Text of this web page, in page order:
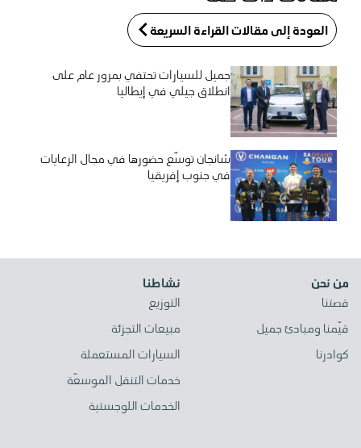
العودة إلى مقالات القراءة السريعة
جميل للسيارات تحتفي بمرور عام على
انطلاق جيلي في إيطاليا
شانجان توسّع حضورها في مجال الرعايات
في جنوب إفريقيا
من نحن
قصتنا
قيّمنا ومبادئ جميل
كوادرنا
نشاطنا
التوزيع
مبيعات التجزئة
السيارات المستعملة
خدمات التنقل الموسعّة
الخدمات اللوجستية